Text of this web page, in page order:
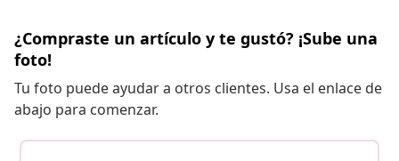
¿Compraste un artículo y te gustó? ¡Sube una
foto!
Tu foto puede ayudar a otros clientes. Usa el enlace de
abajo para comenzar.